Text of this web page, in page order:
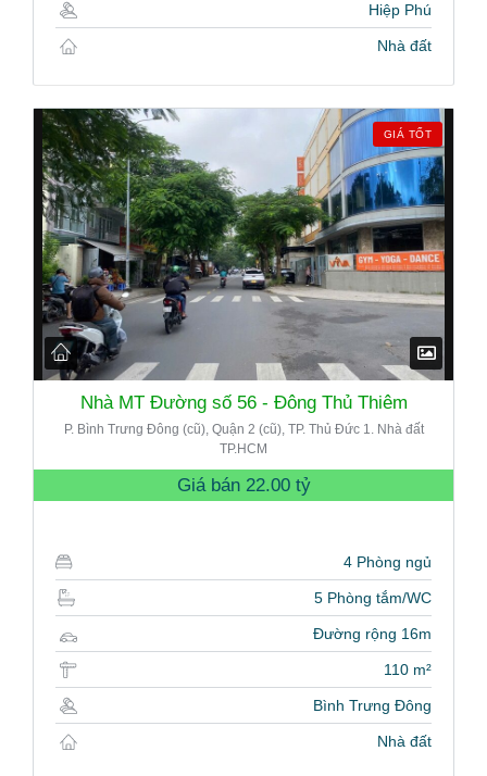
Hiệp Phú
Nhà đất
GIÁ TỐT
Nhà MT Đường số 56 - Đông Thủ Thiêm
P. Bình Trưng Đông (cũ), Quận 2 (cũ), TP. Thủ Đức 1. Nhà đất
TP.HCM
Giá bán 22.00 tỷ
4 Phòng ngủ
5 Phòng tắm/WC
Đường rộng 16m
110 m²
Bình Trưng Đông
Nhà đất